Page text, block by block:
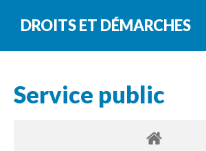
DROITS ET DÉMARCHES
Service public